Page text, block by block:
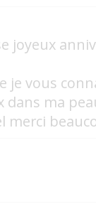
joyeux
je vous
dans ma
merci